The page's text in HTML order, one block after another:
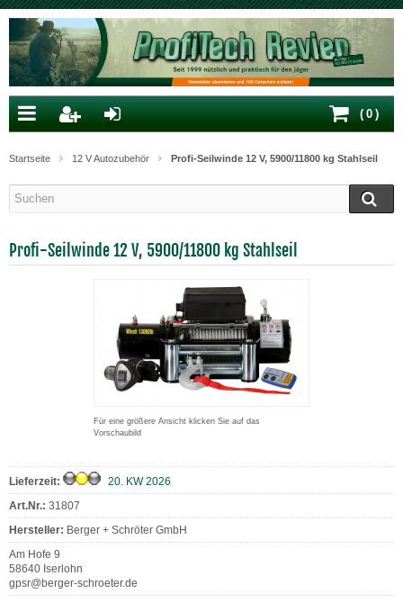
( 0 )
Startseite 12 V Autozubehör Profi-Seilwinde 12 V, 5900/11800 kg Stahlseil
Profi-Seilwinde 12 V, 5900/11800 kg Stahlseil
Für eine größere Ansicht klicken Sie auf das
Vorschaubild
Lieferzeit:
20. KW 2026
Art.Nr.: 31807
Hersteller: Berger + Schröter GmbH
Am Hofe 9
58640 Iserlohn
gpsr@berger-schroeter.de